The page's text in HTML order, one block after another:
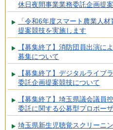
休日夜間事業業務委託企画提
「令和6年度スマート農業人
提案競技を実施します
【募集終了】消防団員出演に
募集について
【募集終了】デジタルライブ
委託企画提案競技について
【募集終了】埼玉県議会議員
委託に関する公募型プロポー
埼玉県新生児聴覚スクリーニ